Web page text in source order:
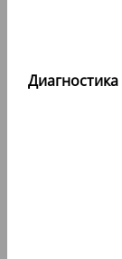
Диагностика